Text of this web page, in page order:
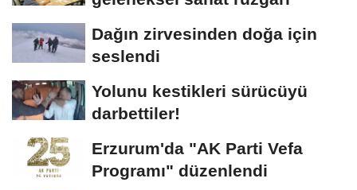
Dağın zirvesinden doğa için
seslendi
Yolunu kestikleri sürücüyü
darbettiler!
Erzurum'da "AK Parti Vefa
Programı" düzenlendi